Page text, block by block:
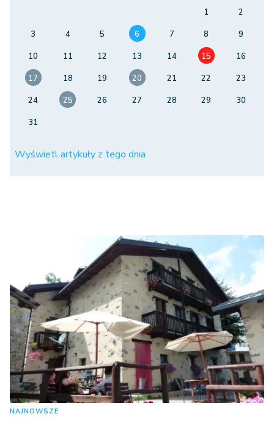
1
2
3
4 5 6 7 8
9
10
11 12 13 14 15
16
17
18 19 20 21 22
23
24
25 26 27 28 29
30
31
Wyświetl artykuły z tego dnia
NAJNOWSZE